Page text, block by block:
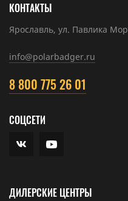
КОНТАКТЫ
Ярославль, ул. Павлика
info@polarbadger.ru
8 800 775 26 01
СОЦСЕТИ
ДИЛЕРСКИЕ ЦЕНТРЫ